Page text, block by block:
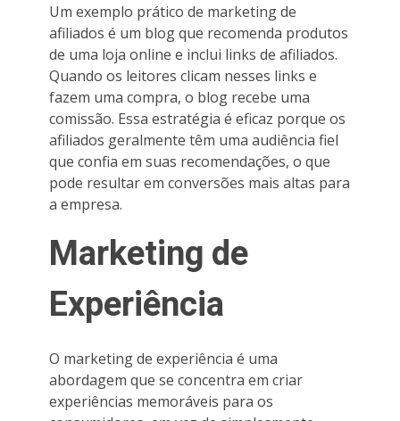
Um exemplo prático de marketing de
afiliados é um blog que recomenda produtos
de uma loja online e inclui links de afiliados.
Quando os leitores clicam nesses links e
fazem uma compra, o blog recebe uma
comissão. Essa estratégia é eficaz porque os
afiliados geralmente têm uma audiência fiel
que confia em suas recomendações, o que
pode resultar em conversões mais altas para
a empresa.
Marketing de
Experiência
O marketing de experiência é uma
abordagem que se concentra em criar
experiências memoráveis para os